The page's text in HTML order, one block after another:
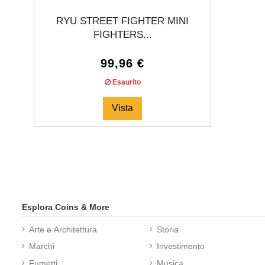
RYU STREET FIGHTER MINI
FIGHTERS...
99,96 €
Esaurito
Vista
Esplora Coins & More
Arte e Architettura
Marchi
Fumetti
Storia
Investimento
Musica